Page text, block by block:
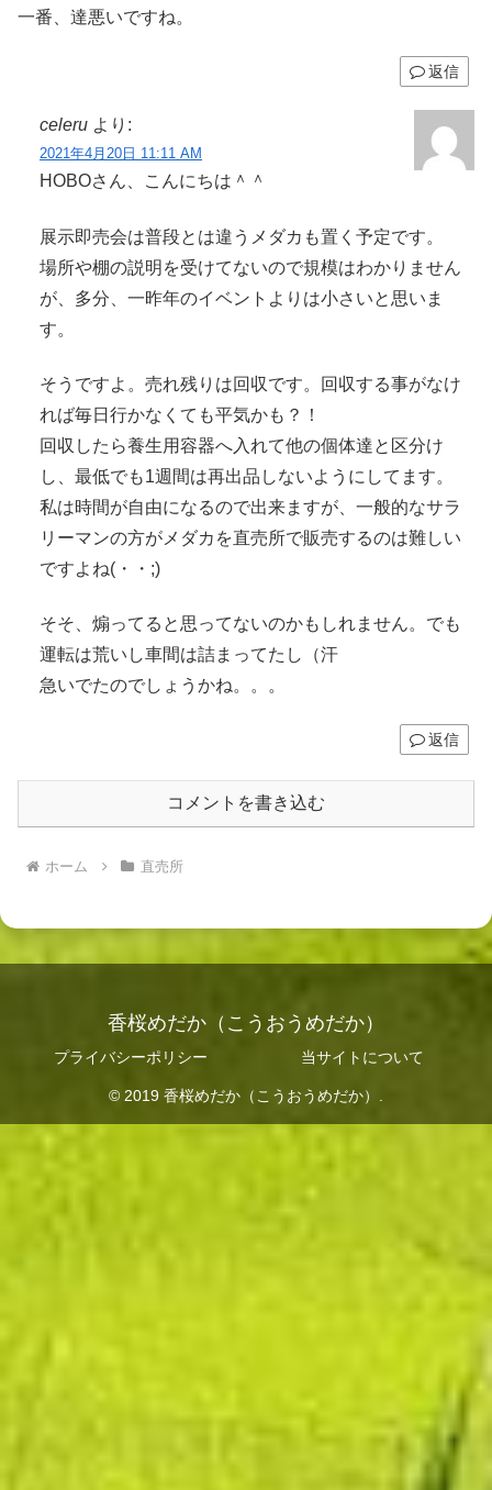
一番、達悪いですね。
返信
celeru より:
2021年4月20日 11:11 AM
HOBOさん、こんにちは＾＾
展示即売会は普段とは違うメダカも置く予定です。
場所や棚の説明を受けてないので規模はわかりません
が、多分、一昨年のイベントよりは小さいと思いま
す。
そうですよ。売れ残りは回収です。回収する事がなけ
れば毎日行かなくても平気かも？！
回収したら養生用容器へ入れて他の個体達と区分け
し、最低でも1週間は再出品しないようにしてます。
私は時間が自由になるので出来ますが、一般的なサラ
リーマンの方がメダカを直売所で販売するのは難しい
ですよね(・・;)
そそ、煽ってると思ってないのかもしれません。でも
運転は荒いし車間は詰まってたし（汗
急いでたのでしょうかね。。。
返信
コメントを書き込む
ホーム 直売所
香桜めだか（こうおうめだか）
プライバシーポリシー 当サイトについて
© 2019 香桜めだか（こうおうめだか）.